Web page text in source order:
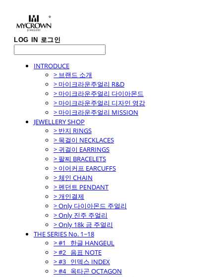
LOG IN 로그인
INTRODUCE
> 브랜드 소개
> 마이크라운주얼리 R&D
> 마이크라운주얼리 다이아몬드
> 마이크라운주얼리 디자인 영감
> 마이크라운주얼리 MISSION
JEWELLERY SHOP
> 반지 RINGS
> 목걸이 NECKLACES
> 귀걸이 EARRINGS
> 팔찌 BRACELETS
> 이어커프 EARCUFFS
> 체인 CHAIN
> 펜던트 PENDANT
> 개인결제
> Only 다이아몬드 주얼리
> Only 진주 주얼리
> Only 18k 금 주얼리
THE SERIES No. 1~18
> #1_ 한글 HANGEUL
> #2_ 음표 NOTE
> #3_ 인덱스 INDEX
> #4_ 옥타곤 OCTAGON